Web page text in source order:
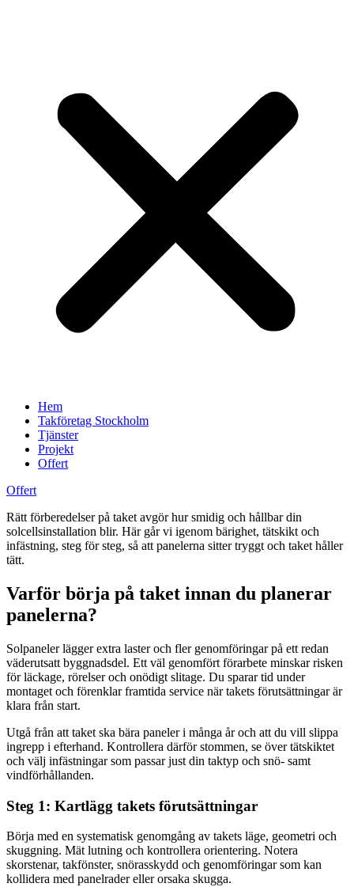
Hem
Takföretag Stockholm
Tjänster
Projekt
Offert
Offert
Rätt förberedelser på taket avgör hur smidig och hållbar din
solcellsinstallation blir. Här går vi igenom bärighet, tätskikt och
infästning, steg för steg, så att panelerna sitter tryggt och taket håller
tätt.
Varför börja på taket innan du planerar
panelerna?
Solpaneler lägger extra laster och fler genomföringar på ett redan
väderutsatt byggnadsdel. Ett väl genomfört förarbete minskar risken
för läckage, rörelser och onödigt slitage. Du sparar tid under
montaget och förenklar framtida service när takets förutsättningar är
klara från start.
Utgå från att taket ska bära paneler i många år och att du vill slippa
ingrepp i efterhand. Kontrollera därför stommen, se över tätskiktet
och välj infästningar som passar just din taktyp och snö- samt
vindförhållanden.
Steg 1: Kartlägg takets förutsättningar
Börja med en systematisk genomgång av takets läge, geometri och
skuggning. Mät lutning och kontrollera orientering. Notera
skorstenar, takfönster, snörasskydd och genomföringar som kan
kollidera med panelrader eller orsaka skugga.